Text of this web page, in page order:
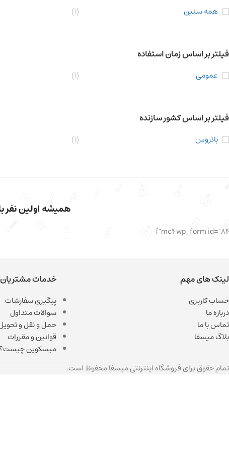
همه سنین (1)
فیلتر بر اساس زمان استفاده
عمومی (1)
فیلتر بر اساس کشور سازنده
بلاروس (1)
همیشه اولین نفر
لینک های مهم
حساب کاربری
درباره ما
تماس با ما
بلاگ میسفا
خدمات مشتریان
پیگیری سفارشات
سوالات متداول
حمل و نقل و تحویل
قوانین و مقررات
میسکوین چیست؟
تمام حقوق برای فروشگاه اینترنتی میسفا محفوظ است.